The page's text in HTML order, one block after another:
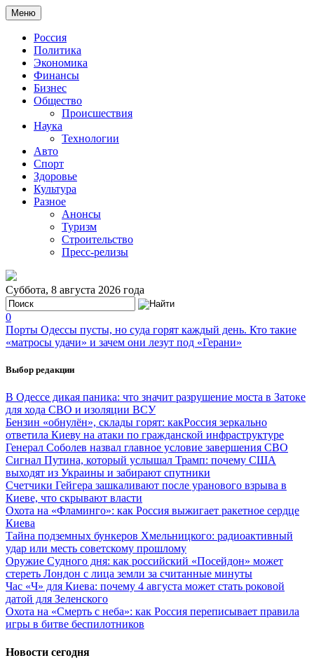
Меню
Россия
Политика
Экономика
Финансы
Бизнес
Общество
Происшествия
Наука
Технологии
Авто
Спорт
Здоровье
Культура
Разное
Анонсы
Туризм
Строительство
Пресс-релизы
Суббота, 8 августа 2026 года
0
Порты Одессы пусты, но суда горят каждый день. Кто такие
«матросы удачи» и зачем они лезут под «Герани»
Выбор редакции
В Одессе дикая паника: что значит разрушение моста в Затоке
для хода СВО и изоляции ВСУ
Бензин «обнулён», склады горят: какРоссия зеркально
ответила Киеву на атаки по гражданской инфраструктуре
Генерал Соболев назвал главное условие завершения СВО
Сигнал Путина, который услышал Трамп: почему США
выходят из Украины и забирают спутники
Счетчики Гейгера зашкаливают после уранового взрыва в
Киеве, что скрывают власти
Охота на «Фламинго»: как Россия выжигает ракетное сердце
Киева
Тайна подземных бункеров Хмельницкого: радиоактивный
удар или месть советскому прошлому
Оружие Судного дня: как российский «Посейдон» может
стереть Лондон с лица земли за считанные минуты
Час «Ч» для Киева: почему 4 августа может стать роковой
датой для Зеленского
Охота на «Смерть с неба»: как Россия переписывает правила
игры в битве беспилотников
Новости сегодня